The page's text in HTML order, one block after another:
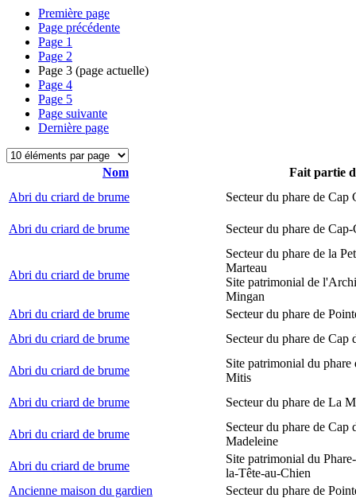
Première page
Page précédente
Page 1
Page 2
Page 3 (page actuelle)
Page 4
Page 5
Page suivante
Dernière page
Nom
Fait partie
Abri du criard de brume
Secteur du phare de Cap
Abri du criard de brume Secteur du phare de Cap-
Abri du criard de brume
Secteur du phare de la
Marteau
Site patrimonial de
Mingan
Abri du criard de brume
Secteur du phare de
Abri du criard de brume
Secteur du phare de Cap
Abri du criard de brume
Site patrimonial du phare
Mitis
Abri du criard de brume
Secteur du phare de La
Abri du criard de brume
Secteur du phare de Cap
Madeleine
Abri du criard de brume
Site patrimonial du
la-Tête-au-Chien
Ancienne maison du gardien
Secteur du phare de